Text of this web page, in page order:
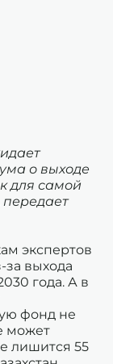
о выходе
для самой
экспертов
выхода
года. А в
фонд не
может
лишится 55